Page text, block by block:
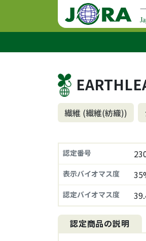
コンテンツへスキップ
メインナビゲーシ
繊維 (繊維(紡織))
認定番号
表示バイオマス度
認定バイオマス度
認定商品の説明